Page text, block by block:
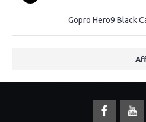
Gopro Hero9 Black